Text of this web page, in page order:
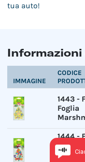
tua auto!
IMMAGINE
CODICE
1443 -
Foglia
1444-
Foglia